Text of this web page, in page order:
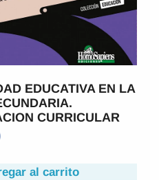
EDUCATIVA EN LA
CURRICULAR
al carrito